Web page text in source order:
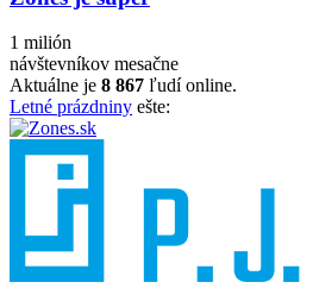
1 milión
návštevníkov mesačne
Aktuálne je 8 867 ľudí online.
Letné prázdniny ešte: